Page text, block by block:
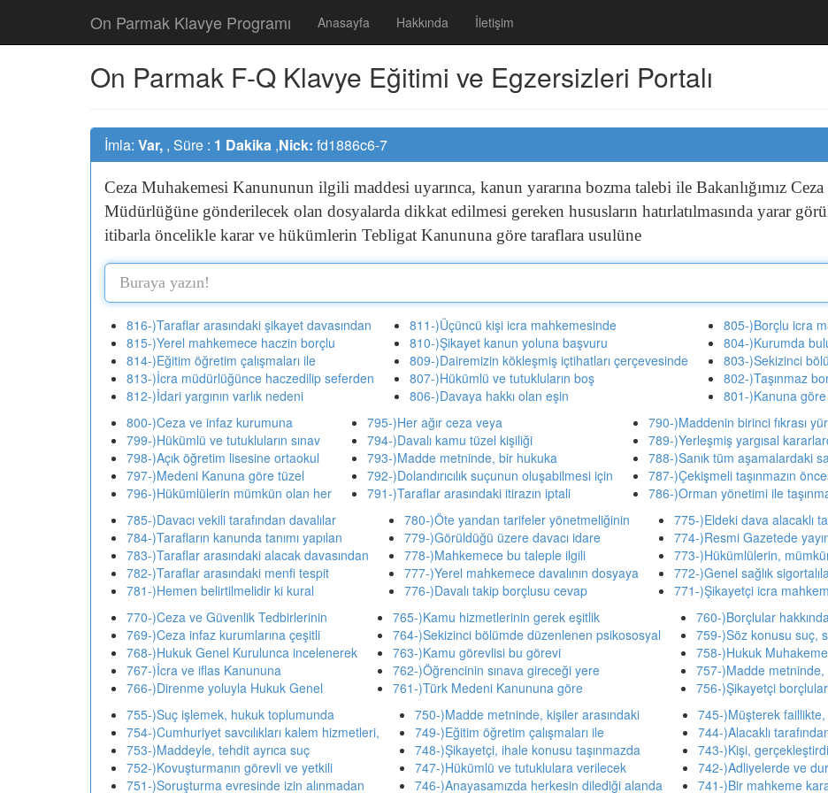
On Parmak Klavye Programı Anasayfa Hakkında İletişim
On Parmak F-Q Klavye Eğitimi ve Egzersizleri Portalı
İmla: Var, , Süre : 1 Dakika ,Nick: fd1886c6-7
Ceza Muhakemesi Kanununun ilgili maddesi uyarınca, kanun yararına bozma talebi ile Bakanlığımız Ceza
Müdürlüğüne gönderilecek olan dosyalarda dikkat edilmesi gereken hususların hatırlatılmasında yarar
itibarla öncelikle kararve hükümlerin Tebligat Kanununa göre taraflara usulüne
816-)Taraflar arasındaki şikayet davasından
815-)Yerel mahkemece haczin borçlu
814-)Eğitim öğretim çalışmaları ile
813-)İcra müdürlüğünce haczedilip seferden
812-)İdari yargının varlık nedeni
811-)Üçüncü kişi icra mahkemesinde
810-)Şikayet kanun yoluna başvuru
809-)Dairemizin kökleşmiş içtihatları çerçevesinde
807-)Hükümlü ve tutukluların boş
806-)Davaya hakkı olan eşin
805-)Borçlu icra
804-)Kurumda
803-)Sekizinci
802-)Taşınmaz
801-)Kanuna
800-)Ceza ve infaz kurumuna
799-)Hükümlü ve tutukluların sınav
798-)Açık öğretim lisesine ortaokul
797-)Medeni Kanuna göre tüzel
796-)Hükümlülerin mümkün olan her
795-)Her ağır ceza veya
794-)Davalı kamu tüzel kişiliği
793-)Madde metninde, bir hukuka
792-)Dolandırıcılık suçunun oluşabilmesi için
791-)Taraflar arasındaki itirazın iptali
790-)Maddenin birinci fıkrası
789-)Yerleşmiş yargısal
788-)Sanık tüm aşamalardaki
787-)Çekişmeli taşınmazın
786-)Orman yönetimi ile
785-)Davacı vekili tarafından davalılar
784-)Tarafların kanunda tanımı yapılan
783-)Taraflar arasındaki alacak davasından
782-)Taraflar arasındaki menfi tespit
781-)Hemen belirtilmelidir ki kural
780-)Öte yandan tarifeler yönetmeliğinin
779-)Görüldüğü üzere davacı idare
778-)Mahkemece bu taleple ilgili
777-)Yerel mahkemece davalının dosyaya
776-)Davalı takip borçlusu cevap
775-)Eldeki dava alacaklı
774-)Resmi Gazetede
773-)Hükümlülerin,
772-)Genel sağlık
771-)Şikayetçi icra
770-)Ceza ve Güvenlik Tedbirlerinin
769-)Ceza infaz kurumlarına çeşitli
768-)Hukuk Genel Kurulunca incelenerek
767-)İcra ve iflas Kanununa
766-)Direnme yoluyla Hukuk Genel
765-)Kamu hizmetlerinin gerek eşitlik
764-)Sekizinci bölümde düzenlenen psikososyal
763-)Kamu görevlisi bu görevi
762-)Öğrencinin sınava gireceği yere
761-)Türk Medeni Kanununa göre
760-)Borçlular
759-)Söz konusu suç,
758-)Hukuk
757-)Madde metninde,
756-)Şikayetçi
755-)Suç işlemek, hukuk toplumunda
754-)Cumhuriyet savcılıkları kalem hizmetleri,
753-)Maddeyle, tehdit ayrıca suç
752-)Kovuşturmanın görevli ve yetkili
751-)Soruşturma evresinde izin alınmadan
750-)Madde metninde, kişiler arasındaki
749-)Eğitim öğretim çalışmaları ile
748-)Şikayetçi, ihale konusu taşınmazda
747-)Hükümlü ve tutuklulara verilecek
746-)Anayasamızda herkesin dilediği alanda
745-)Müşterek
744-)Alacaklı
743-)Kişi,
742-)Adliyelerde ve
741-)Bir mahkeme